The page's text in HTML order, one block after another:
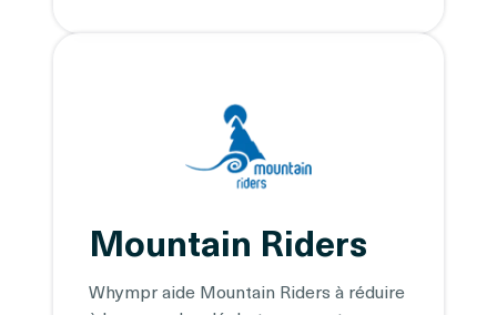
Mountain Riders
Whympr aide Mountain Riders à réduire